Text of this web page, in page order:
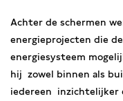
Achter de schermen
energieprojecten die
energiesysteem
hij zowel binnen als
iedereen inzichtelijker